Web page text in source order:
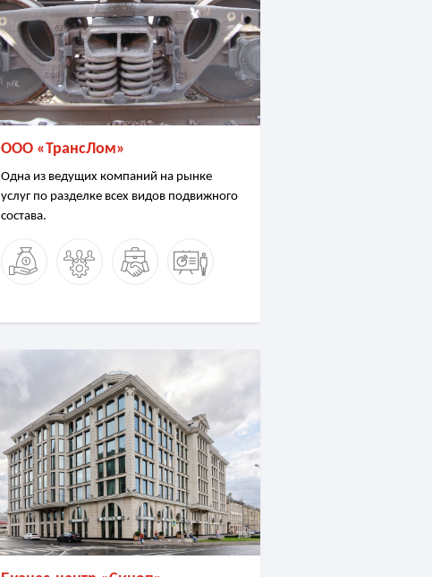
ООО «ТрансЛом»
Одна из ведущих компаний на рынке
услуг по разделке всех видов подвижного
состава.